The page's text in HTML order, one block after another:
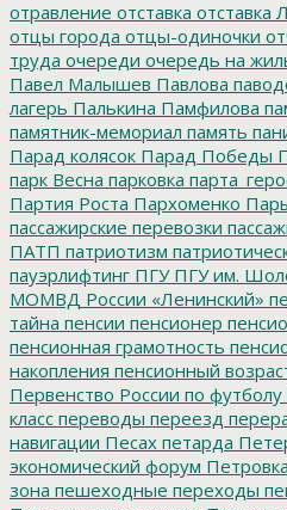
отравление отставка отставка
отцы города отцы-одиночки
труда очереди очередь на
Павел Малышев Павлова
лагерь Палькина Памфилова
памятник-мемориал память
Парад колясок Парад Победы
парк Весна парковка
Партия Роста Пархоменко
пассажирские перевозки
ПАТП патриотизм
пауэрлифтинг ПГУПГУ им.
МОМВД России «Ленинский»
тайна пенсии пенсионер
пенсионная грамотность
накопления пенсионный
Первенство России по футболу
класс переводы переезд
навигации Песах петарда
экономический форум Петровка
зона пешеходные переходы